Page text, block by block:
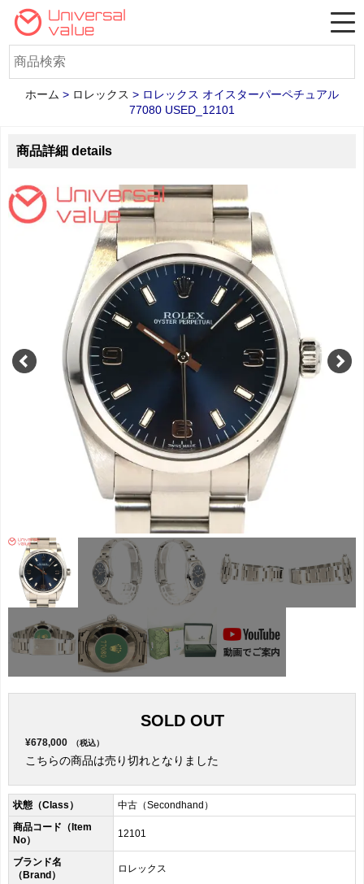
ホーム > ロレックス > ロレックス オイスターパーペチュアル
77080 USED_12101
商品詳細 details
SOLD OUT
¥678,000 （税込）
こちらの商品は売り切れとなりました
状態（Class）
中古（Secondhand）
商品コード（Item
No）
12101
ブランド名
（Brand）
ロレックス